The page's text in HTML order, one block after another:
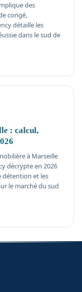
des
congé,
détaille les
dans le sud de
: calcul,
à Marseille
décrypte en 2026
détention et les
le marché du sud